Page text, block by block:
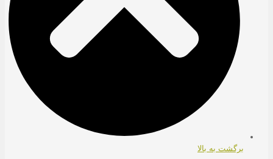
برگشت به بالا